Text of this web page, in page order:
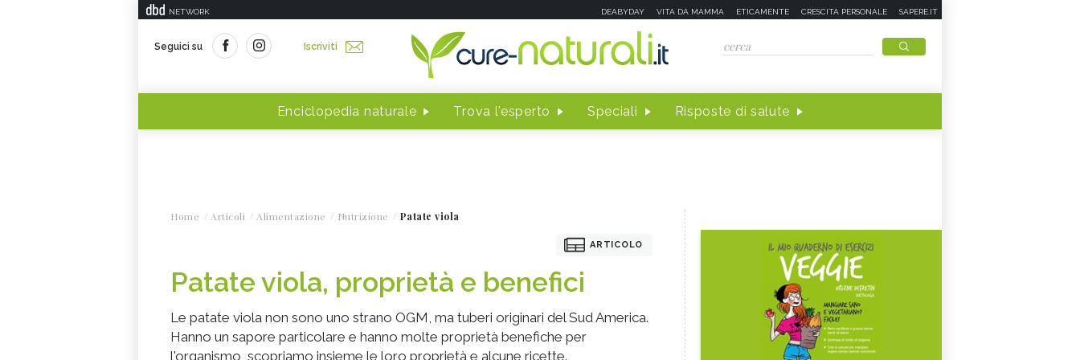
NETWORK DEABYDAY VITA DA MAMMA ETICAMENTE CRESCITA PERSONALE SAPERE.IT
Seguici su Iscriviti
Enciclopedia naturale Trova l'esperto Speciali Risposte di salute
Home Articoli Alimentazione Nutrizione Patate viola
ARTICOLO
Patate viola, proprietà e benefici
Le patate viola non sono uno strano OGM, ma tuberi originari del Sud America.
Hanno un sapore particolare e hanno molte proprietà benefiche per
l'organismo, scopriamo insieme le loro proprietà e alcune ricette.